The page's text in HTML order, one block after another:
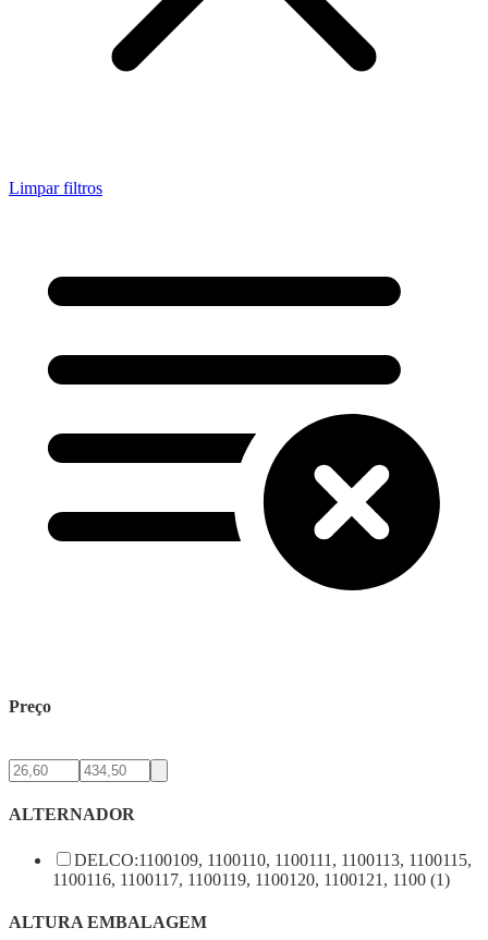
Limpar filtros
Preço
ALTERNADOR
DELCO:1100109, 1100110, 1100111, 1100113, 1100115,
1100116, 1100117, 1100119, 1100120, 1100121, 1100 (1)
ALTURA EMBALAGEM